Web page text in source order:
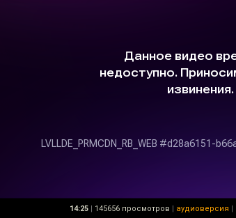
14:25 | 145656 просмотров | аудиоверсия |